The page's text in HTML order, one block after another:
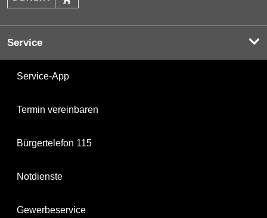
Service
Service-App
Termin vereinbaren
Bürgertelefon 115
Notdienste
Gewerbeservice